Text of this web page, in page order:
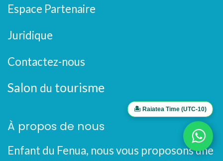
Espace Partenaire
Juridique
Contactez-nous
Salon du tourisme
À propos de nous
Enfant du Fenua, nous vous proposons une
🏝️ Raiatea Time (UTC-10)